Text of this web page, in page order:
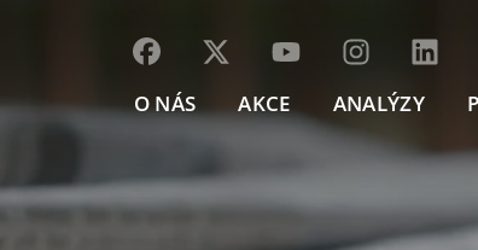
O NÁS AKCE ANALÝZY